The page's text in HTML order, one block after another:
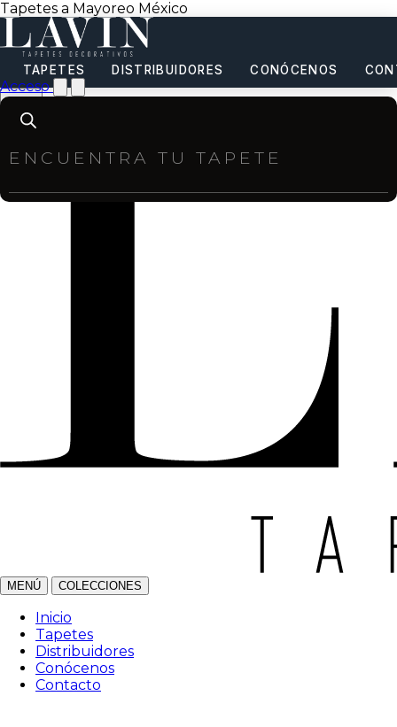
Tapetes a Mayoreo México
TAPETES DISTRIBUIDORES CONÓCENOS
Acceso
Products
search
MENÚ COLECCIONES
Inicio
Tapetes
Distribuidores
Conócenos
Contacto